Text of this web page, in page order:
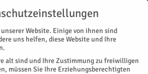
Website. Einige von ihnen sind
uns helfen, diese Website und Ihre
alt sind und Ihre Zustimmung zu freiwilligen
müssen Sie Ihre Erziehungsberechtigten